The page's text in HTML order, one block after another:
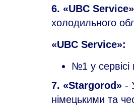
6. «UBC Service»
холодильного
«UBC Service»:
№1 у
7. «Stargorod» -
німецькими та